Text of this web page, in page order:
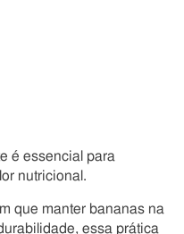
é essencial para
nutricional.
que manter bananas na
essa prática